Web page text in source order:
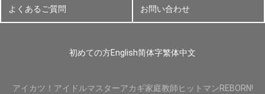
よくあるご質問 お問い合わせ
初めての方English简体字繁体中文
アイカツ！ アイドルマスターアカギ家庭教師ヒットマンREBORN!